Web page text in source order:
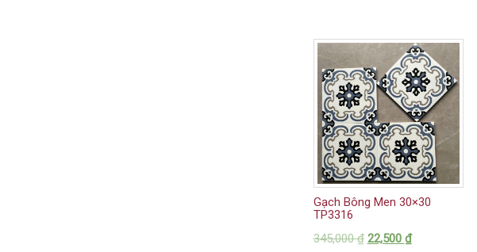
Gạch Bông Men 30×30
TP3316
345,000₫ 22,500 ₫